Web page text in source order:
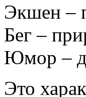
Экшен –
Бег –
Юмор –
Это